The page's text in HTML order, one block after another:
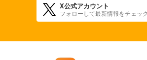
X公式アカウント
フォローして最新情報をチェッ